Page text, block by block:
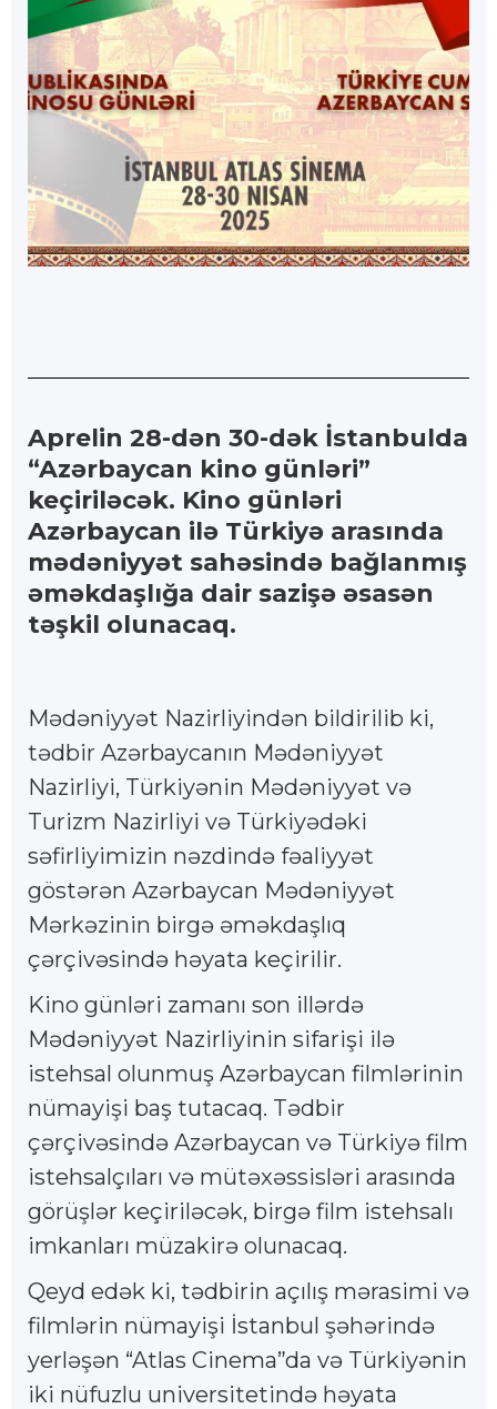
Aprelin 28-dən 30-dək İstanbulda
“Azərbaycan kino günləri”
keçiriləcək. Kino günləri
Azərbaycan ilə Türkiyə arasında
mədəniyyət sahəsində bağlanmış
əməkdaşlığa dair sazişə əsasən
təşkil olunacaq.
Mədəniyyət Nazirliyindən bildirilib ki,
tədbir Azərbaycanın Mədəniyyət
Nazirliyi, Türkiyənin Mədəniyyət və
Turizm Nazirliyi və Türkiyədəki
səfirliyimizin nəzdində fəaliyyət
göstərən Azərbaycan Mədəniyyət
Mərkəzinin birgə əməkdaşlıq
çərçivəsində həyata keçirilir.
Kino günləri zamanı son illərdə
Mədəniyyət Nazirliyinin sifarişi ilə
istehsal olunmuş Azərbaycan filmlərinin
nümayişi baş tutacaq. Tədbir
çərçivəsində Azərbaycan və Türkiyə film
istehsalçıları və mütəxəssisləri arasında
görüşlər keçiriləcək, birgə film istehsalı
imkanları müzakirə olunacaq.
Qeyd edək ki, tədbirin açılış mərasimi və
filmlərin nümayişi İstanbul şəhərində
yerləşən “Atlas Cinema”da və Türkiyənin
iki nüfuzlu universitetində həyata